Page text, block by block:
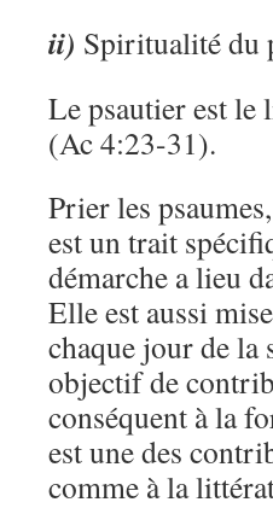
ii) Spiritualité du
Le psautier est le
(Ac 4:23-31).
Prier les
est un trait
démarche a lieu
Elle est aussi
chaque jour de la
objectif de
conséquent à la
est une des
comme à la